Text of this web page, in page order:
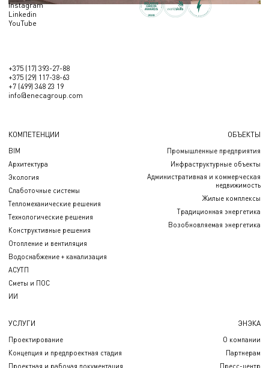
Instagram
Linkedin
YouTube
+375 (17) 393-27-88
+375 (29) 117-38-63
+7 (499) 348 23 19
info@enecagroup.com
КОМПЕТЕНЦИИ
BIM
Архитектура
Экология
Слаботочные системы
Тепломеханические решения
Технологические решения
Конструктивные решения
Отопление и вентиляция
Водоснабжение + канализация
АСУТП
Сметы и ПОС
ИИ
ОБЪЕКТЫ
Промышленные предприятия
Инфраструктурные объекты
Административная и коммерческая
недвижимость
Жилые комплексы
Традиционная энергетика
Возобновляемая энергетика
УСЛУГИ
Проектирование
Концепция и предпроектная стадия
Проектная и рабочая документация
ЭНЭКА
О компании
Партнерам
Пресс-центр